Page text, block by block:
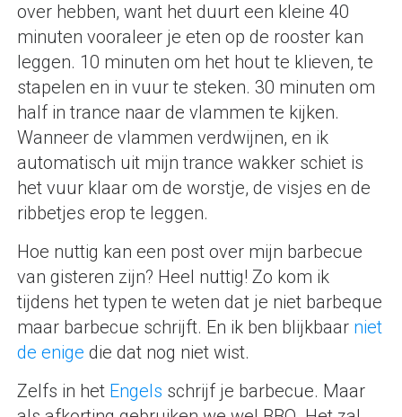
over hebben, want het duurt een kleine 40
minuten vooraleer je eten op de rooster kan
leggen. 10 minuten om het hout te klieven, te
stapelen en in vuur te steken. 30 minuten om
half in trance naar de vlammen te kijken.
Wanneer de vlammen verdwijnen, en ik
automatisch uit mijn trance wakker schiet is
het vuur klaar om de worstje, de visjes en de
ribbetjes erop te leggen.
Hoe nuttig kan een post over mijn barbecue
van gisteren zijn? Heel nuttig! Zo kom ik
tijdens het typen te weten dat je niet barbeque
maar barbecue schrijft. En ik ben blijkbaar niet
de enige die dat nog niet wist.
Zelfs in het Engels schrijf je barbecue. Maar